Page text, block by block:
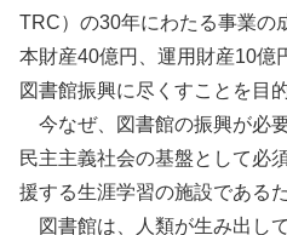
TRC）の30年にわたる事業の
本財産40億円、運用財産10億
図書館振興に尽くすことを目
今なぜ、図書館の振興が必
民主主義社会の基盤として必
援する生涯学習の施設である
図書館は、人類が生み出し